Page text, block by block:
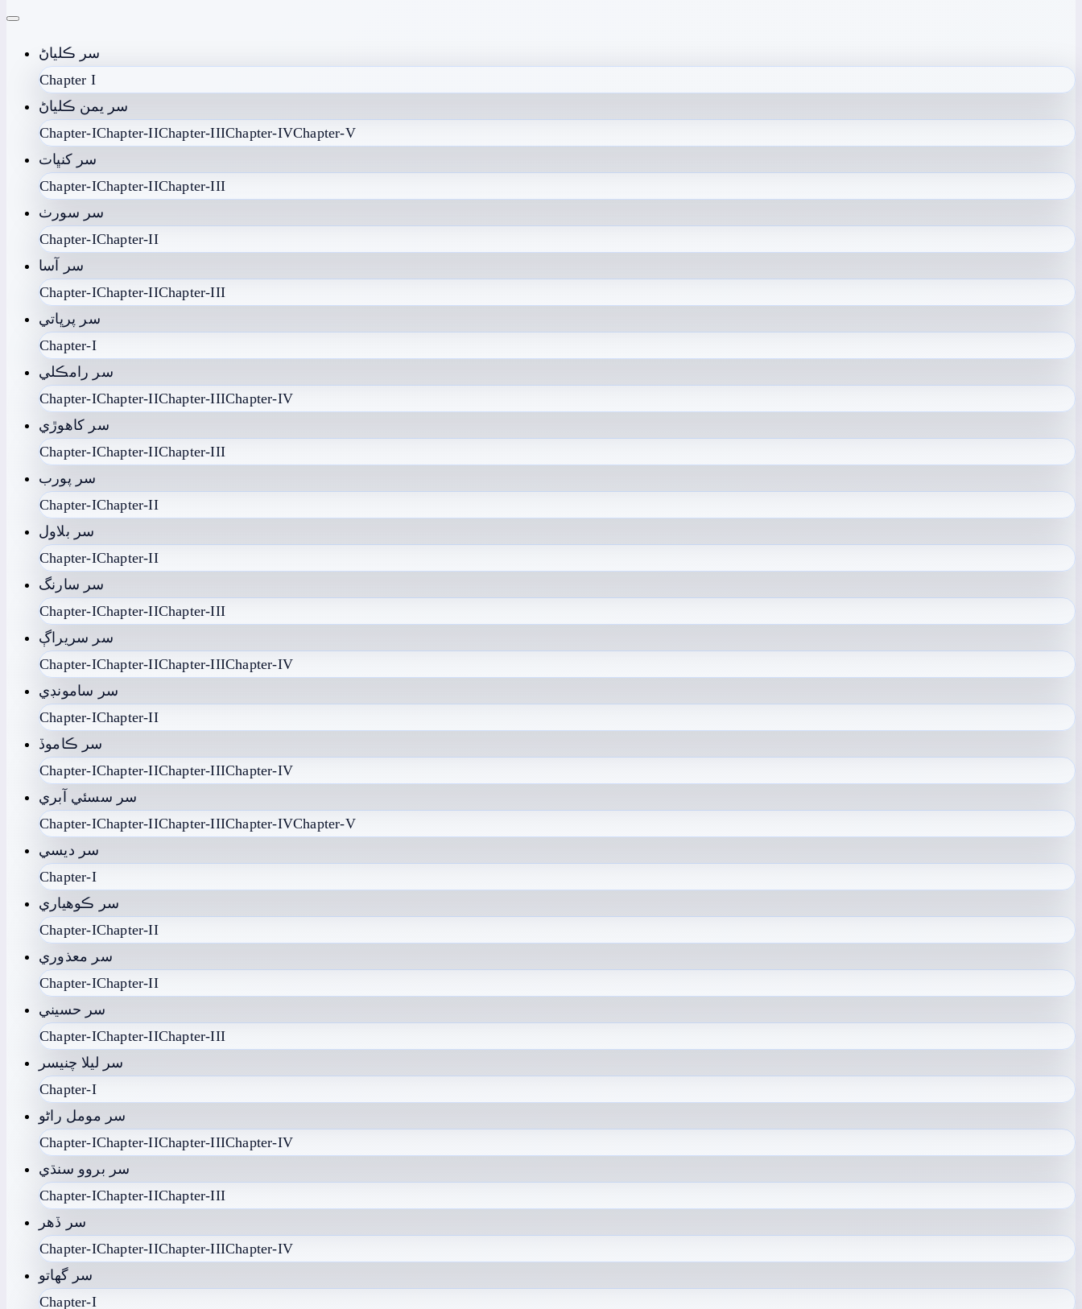
سر ڪلياڻ
Chapter I
سر يمن ڪلياڻ
Chapter-IChapter-IIChapter-IIIChapter-IVChapter-V
سر کنڀات
Chapter-IChapter-IIChapter-III
سر سورٺ
Chapter-IChapter-II
سر آسا
Chapter-IChapter-IIChapter-III
سر پرڀاتي
Chapter-I
سر رامڪلي
Chapter-IChapter-IIChapter-IIIChapter-IV
سر کاھوڙي
Chapter-IChapter-IIChapter-III
سر پورب
Chapter-IChapter-II
سر بلاول
Chapter-IChapter-II
سر سارنگ
Chapter-IChapter-IIChapter-III
سر سريراڳ
Chapter-IChapter-IIChapter-IIIChapter-IV
سر سامونڊي
Chapter-IChapter-II
سر ڪاموڏ
Chapter-IChapter-IIChapter-IIIChapter-IV
سر سسئي آبري
Chapter-IChapter-IIChapter-IIIChapter-IVChapter-V
سر ديسي
Chapter-I
سر ڪوھياري
Chapter-IChapter-II
سر معذوري
Chapter-IChapter-II
سر حسيني
Chapter-IChapter-IIChapter-III
سر ليلا چنيسر
Chapter-I
سر مومل راڻو
Chapter-IChapter-IIChapter-IIIChapter-IV
سر بروو سنڌي
Chapter-IChapter-IIChapter-III
سر ڏھر
Chapter-IChapter-IIChapter-IIIChapter-IV
سر گهاتو
Chapter-I